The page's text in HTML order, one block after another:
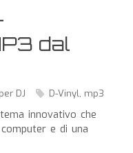
dal
DJ D-Vinyl, mp3
innovativo che
e di una